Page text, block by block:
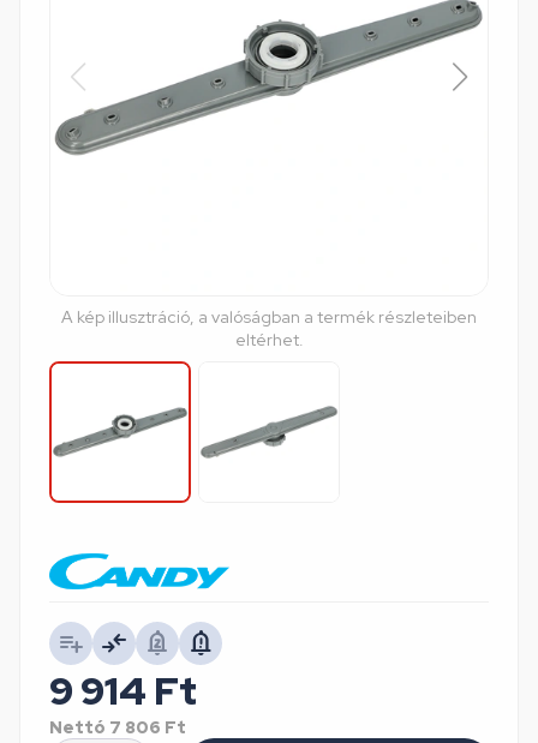
A kép illusztráció, a valóságban a termék részleteiben
eltérhet.
9 914 Ft
Nettó 7 806 Ft